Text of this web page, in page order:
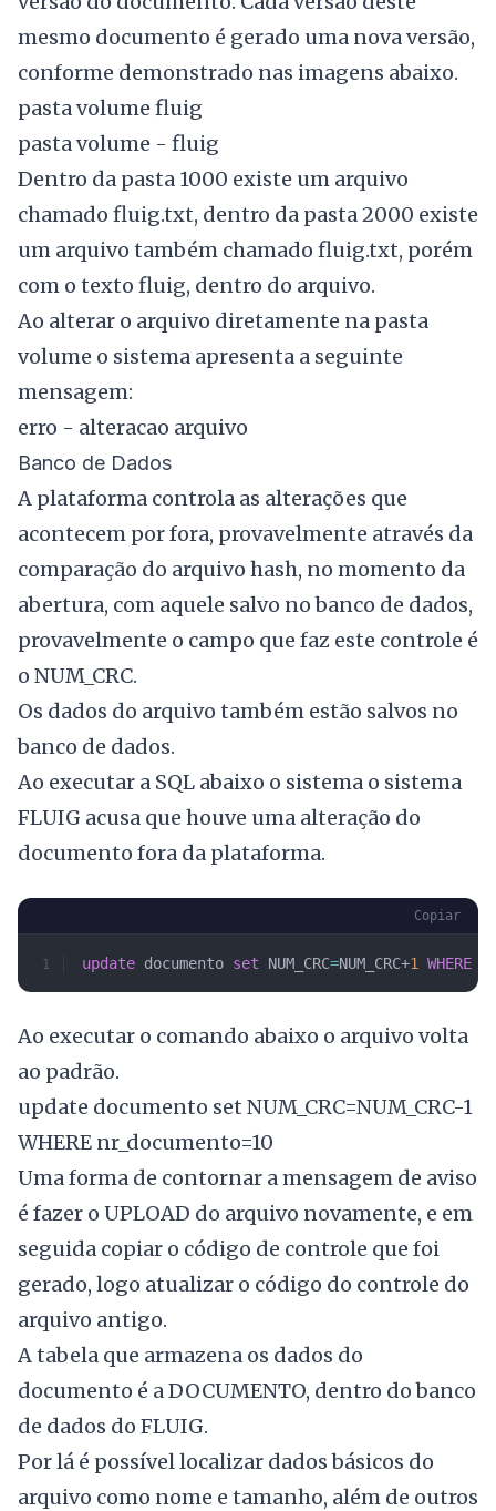
mesmo documento é gerado uma nova versão,
conforme demonstrado nas imagens abaixo.
pasta volume fluig
pasta volume - fluig
Dentro da pasta 1000 existe um arquivo
chamado fluig.txt, dentro da pasta 2000 existe
um arquivo também chamado fluig.txt, porém
com o texto fluig, dentro do arquivo.
Ao alterar o arquivo diretamente na pasta
volume o sistema apresenta a seguinte
mensagem:
erro - alteracao arquivo
Banco de Dados
A plataforma controla as alterações que
acontecem por fora, provavelmente através da
comparação do arquivo hash, no momento da
abertura, com aquele salvo no banco de dados,
provavelmente o campo que faz este controle é
o NUM_CRC.
Os dados do arquivo também estão salvos no
banco de dados.
Ao executar a SQL abaixo o sistema o sistema
FLUIG acusa que houve uma alteração do
documento fora da plataforma.
Copiar
update documento set NUM_CRC=NUM_CRC+1 WHERE
Ao executar o comando abaixo o arquivo volta
ao padrão.
update documento set NUM_CRC=NUM_CRC-1
WHERE nr_documento=10
Uma forma de contornar a mensagem de aviso
é fazer o UPLOAD do arquivo novamente, e em
seguida copiar o código de controle que foi
gerado, logo atualizar o código do controle do
arquivo antigo.
A tabela que armazena os dados do
documento é a DOCUMENTO, dentro do banco
de dados do FLUIG.
Por lá é possível localizar dados básicos do
arquivo como nome e tamanho, além de outros